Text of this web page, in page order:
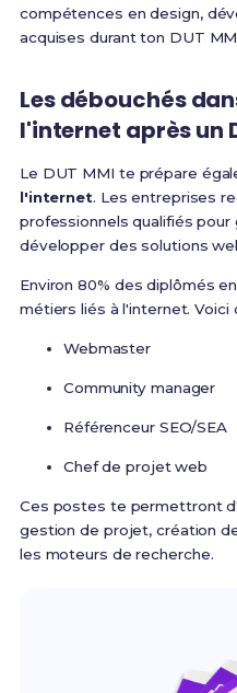
compétences en design,
acquises durant ton DUT
Les débouchés
l'internet après un
Le DUT MMI te prépare
l'internet. Les entreprises
professionnels qualifiés
développer des solutions
Environ 80% des diplômés
métiers liés à l'internet. Voici
Webmaster
Community manager
Référenceur SEO/SEA
Chef de projet web
Ces postes te permettront
gestion de projet, création
les moteurs de recherche.